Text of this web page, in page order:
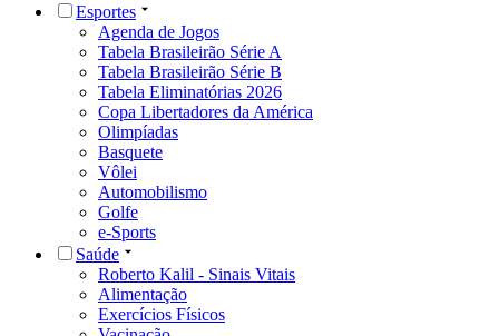
Esportes
Agenda de Jogos
Tabela Brasileirão Série A
Tabela Brasileirão Série B
Tabela Eliminatórias 2026
Copa Libertadores da América
Olimpíadas
Basquete
Vôlei
Automobilismo
Golfe
e-Sports
Saúde
Roberto Kalil - Sinais Vitais
Alimentação
Exercícios Físicos